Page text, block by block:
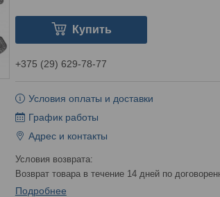
Купить
+375 (29) 629-78-77
Условия оплаты и доставки
График работы
Адрес и контакты
возврат товара в течение 14 дней по
Подробнее